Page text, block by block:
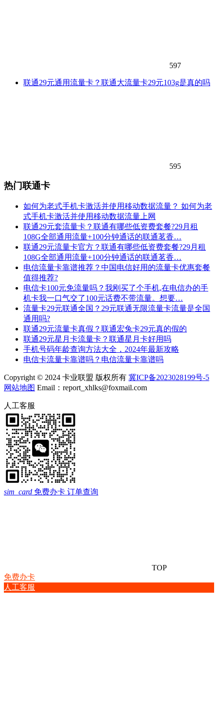
597
联通29元通用流量卡？联通大流量卡29元103g是真的吗
595
热门联通卡
如何为老式手机卡激活并使用移动数据流量？ 如何为老
式手机卡激活并使用移动数据流量上网
联通29元套流量卡？联通有哪些低资费套餐?29月租
108G全部通用流量+100分钟通话的联通茗香…
联通29元流量卡官方？联通有哪些低资费套餐?29月租
108G全部通用流量+100分钟通话的联通茗香…
电信流量卡靠谱推荐？中国电信好用的流量卡优惠套餐
值得推荐?
电信卡100元免流量吗？我刚买了个手机,在电信办的手
机卡我一口气交了100元话费不带流量。想要…
流量卡29元联通全国？29元联通无限流量卡流量是全国
通用吗?
联通29元流量卡真假？联通宏兔卡29元真的假的
联通29元星月卡流量卡？联通星月卡好用吗
手机号码年龄查询方法大全，2024年最新攻略
电信卡流量卡靠谱吗？电信流量卡靠谱吗
Copyright © 2024 卡业联盟 版权所有 冀ICP备2023028199号-5
网站地图 Email：report_xhlks@foxmail.com
人工客服
sim_card 免费办卡 订单查询
TOP
免费办卡
人工客服